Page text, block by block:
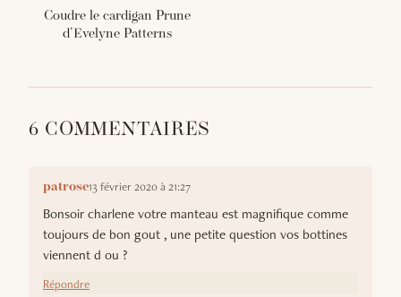
Coudre le cardigan Prune
d'Evelyne Patterns
6 COMMENTAIRES
patrose13 février 2020 à 21:27
Bonsoir charlene votre manteau est magnifique comme
toujours de bon gout , une petite question vos bottines
viennent d ou ?
Répondre